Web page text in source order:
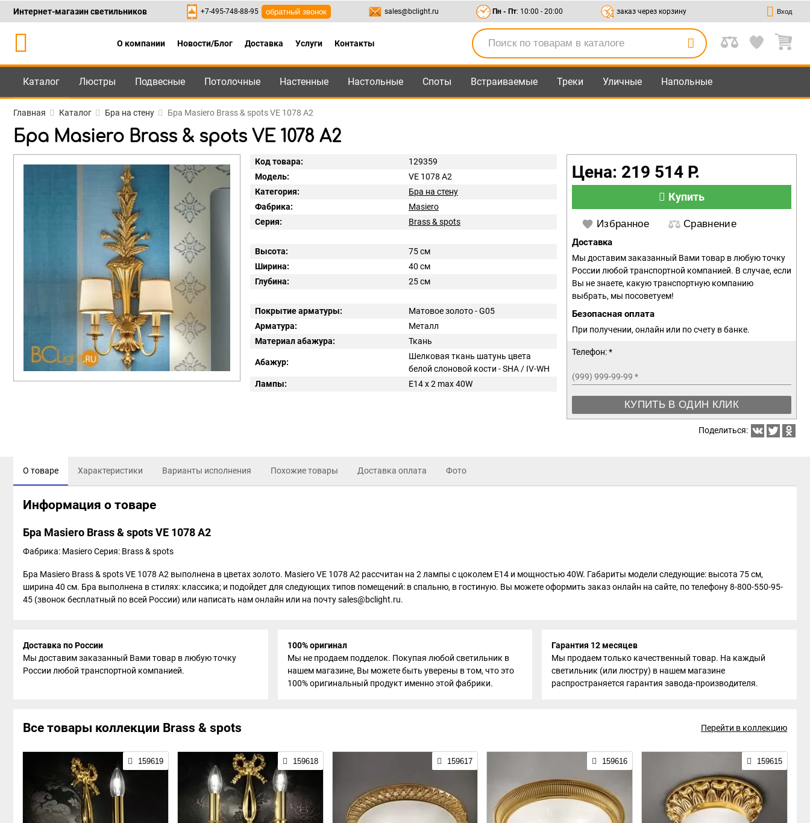
Каталог +7-495-748-88-95 ,8-800-550-95-45 sales@bclight.ru
Интернет-магазин светильников +7-495-748-88-95 обратный звонок sales@bclight.ru Пн - Пт: 10:00 - 20:00 заказ через корзину Вход
О компании Новости/Блог Доставка Услуги Контакты
Каталог Люстры Подвесные Потолочные Настенные Настольные Споты Встраиваемые Треки Уличные Напольные
Главная Каталог Бра на стену Бра Masiero Brass & spots VE 1078 A2
Бра Masiero Brass & spots VE 1078 A2
Код товара:
129359
Модель:
VE 1078 A2
Категория:
Бра на стену
Фабрика:
Masiero
Серия:
Brass & spots
Высота:
75 см
Ширина:
40 см
Глубина:
25 см
Покрытие арматуры:
Матовое золото - G05
Арматура:
Металл
Материал абажура:
Ткань
Абажур:
Шелковая ткань шатунь цвета
белой слоновой кости - SHA / IV-WH
Лампы:
E14 x 2 max 40W
Цена: 219 514 Р.
Купить
Избранное Сравнение
Доставка
Мы доставим заказанный Вами товар в любую точку
России любой транспортной компанией. В случае, если
Вы не знаете, какую транспортную компанию
выбрать, мы посоветуем!
Безопасная оплата
При получении, онлайн или по счету в банке.
Телефон: *
(999) 999-99-99 *
КУПИТЬ В ОДИН КЛИК
Поделиться:
О товаре Характеристики Варианты исполнения Похожие товары Доставка оплата Фото
Информация о товаре
Бра Masiero Brass & spots VE 1078 A2
Фабрика: MasieroСерия: Brass & spots
Бра Masiero Brass & spots VE 1078 A2 выполнена в цветах золото. Masiero VE 1078 A2 рассчитан на 2 лампы с цоколем E14 и мощностью 40W. Габариты модели следующие: высота 75 см,
ширина 40 см. Бра выполнена в стилях: классика; и подойдет для следующих типов помещений: в спальню, в гостиную. Вы можете оформить заказ онлайн на сайте, по телефону 8-800-550-95-
45 (звонок бесплатный по всей России) или написать нам онлайн или на почту sales@bclight.ru.
Доставка по России
Мы доставим заказанный Вами товар в любую точку
России любой транспортной компанией.
100% оригинал
Мы не продаем подделок. Покупая любой светильник в
нашем магазине, Вы можете быть уверены в том, что это
100% оригинальный продукт именно этой фабрики.
Гарантия 12 месяцев
Мы продаем только качественный товар. На каждый
светильник (или люстру) в нашем магазине
распространяется гарантия завода-производителя.
Все товары коллекции Brass & spots Перейти в коллекцию
159619 159618 159617 159616 159615